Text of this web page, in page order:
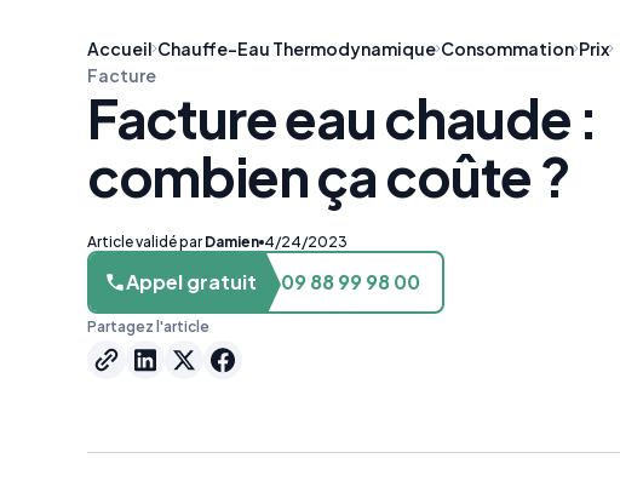
Accueil Chauffe-Eau Thermodynamique Consommation Prix
Facture
Facture eau chaude :
combien ça coûte ?
Article validé par Damien 4/24/2023
Appel gratuit 09 88 99 98 00
Partagez l'article